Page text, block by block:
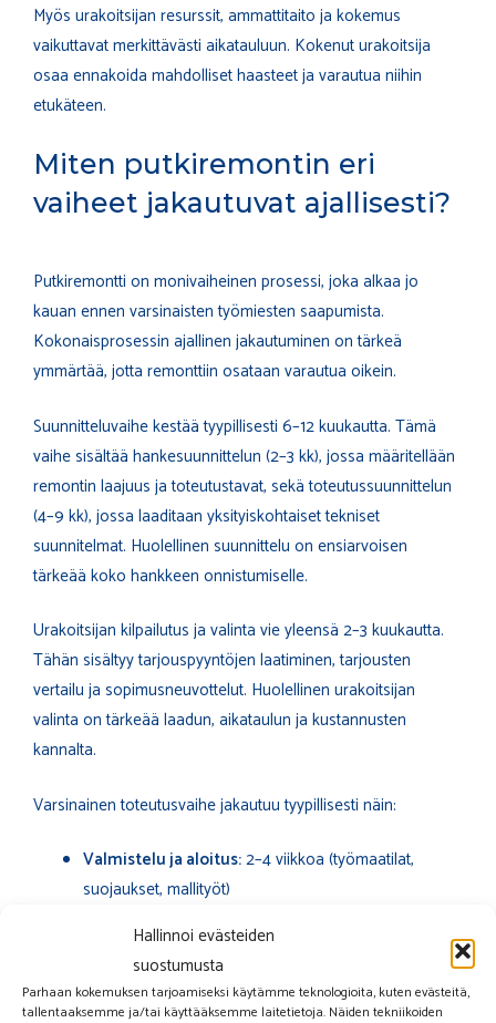
Hallinnoi evästeiden
suostumusta
Parhaan kokemuksen tarjoamiseksi käytämme teknologioita, kuten evästeitä,
tallentaaksemme ja/tai käyttääksemme laitetietoja. Näiden tekniikoiden
Myös urakoitsijan resurssit, ammattitaito ja kokemus
vaikuttavat merkittävästi aikatauluun. Kokenut urakoitsija
osaa ennakoida mahdolliset haasteet ja varautua niihin
etukäteen.
Miten putkiremontin eri
vaiheet jakautuvat ajallisesti?
Putkiremontti on monivaiheinen prosessi, joka alkaa jo
kauan ennen varsinaisten työmiesten saapumista.
Kokonaisprosessin ajallinen jakautuminen on tärkeä
ymmärtää, jotta remonttiin osataan varautua oikein.
Suunnitteluvaihe kestää tyypillisesti 6–12 kuukautta. Tämä
vaihe sisältää hankesuunnittelun (2–3 kk), jossa määritellään
remontin laajuus ja toteutustavat, sekä toteutussuunnittelun
(4–9 kk), jossa laaditaan yksityiskohtaiset tekniset
suunnitelmat. Huolellinen suunnittelu on ensiarvoisen
tärkeää koko hankkeen onnistumiselle.
Urakoitsijan kilpailutus ja valinta vie yleensä 2–3 kuukautta.
Tähän sisältyy tarjouspyyntöjen laatiminen, tarjousten
vertailu ja sopimusneuvottelut. Huolellinen urakoitsijan
valinta on tärkeää laadun, aikataulun ja kustannusten
kannalta.
Varsinainen toteutusvaihe jakautuu tyypillisesti näin:
Valmistelu ja aloitus:2–4 viikkoa (työmaatilat,
suojaukset, mallityöt)
Uudet asennukset:2–4 viikkoa linjaa kohden
Vedeneristys ja laatoitus:
1–2 viikkoa linjaa kohden
(perinteisessä remontissa)